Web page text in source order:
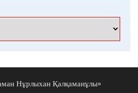
Нұрлыхан Қалқаманұлы»